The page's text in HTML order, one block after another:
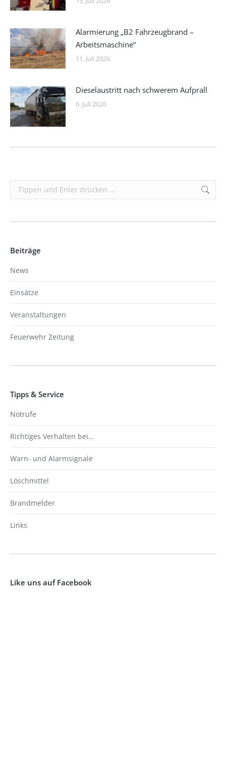
Alarmierung „B2 Fahrzeugbrand –
Arbeitsmaschine“
11. Juli 2026
Dieselaustritt nach schwerem Aufprall
6. Juli 2026
Search:
Beiträge
News
Einsätze
Veranstaltungen
Feuerwehr Zeitung
Tipps & Service
Notrufe
Richtiges Verhalten bei…
Warn- und Alarmsignale
Löschmittel
Brandmelder
Links
Like uns auf Facebook